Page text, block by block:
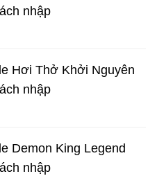
nhập
Hơi Thở Khởi Nguyên
nhập
Demon King Legend
nhập